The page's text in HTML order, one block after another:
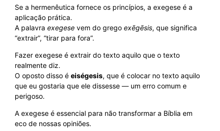
Se a hermenêutica fornece os princípios, a exegese é a
aplicação prática.
A palavra exegese vem do grego exēgēsis, que significa
“extrair”, “tirar para fora”.
Fazer exegese é extrair do texto aquilo que o texto
realmente diz.
O oposto disso é eiségesis, que é colocar no texto aquilo
que eu gostaria que ele dissesse — um erro comum e
perigoso.
A exegese é essencial para não transformar a Bíblia em
eco de nossas opiniões.